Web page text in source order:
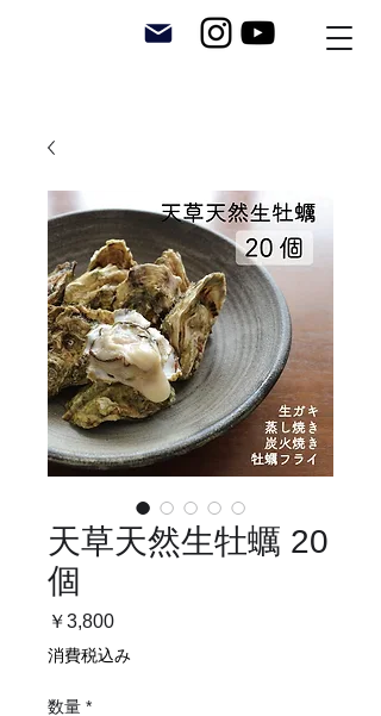
天草天然生牡蠣 20
個
￥3,800価
格
消費税込み
数量 *